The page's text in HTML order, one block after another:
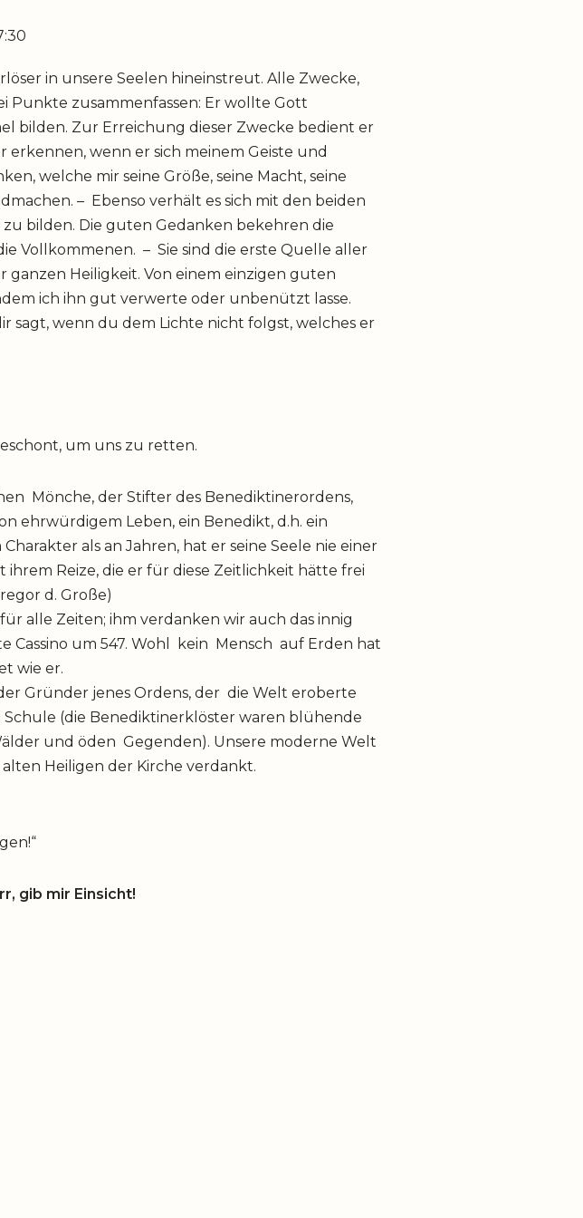
in unsere Seelen hineinstreut. Alle Zwecke,
Punkte zusammenfassen: Er wollte Gott
bilden. Zur Erreichung dieser Zwecke bedient er
wenn er sich meinem Geiste und
welche mir seine Größe, seine Macht, seine
– Ebenso verhält es sich mit den beiden
bilden. Die guten Gedanken bekehren die
Vollkommenen. – Sie sind die erste Quelle aller
Heiligkeit. Von einem einzigen guten
ich ihn gut verwerte oder unbenützt lasse.
sagt, wenn du dem Lichte nicht folgst, welches er
um uns zu retten.
Mönche, der Stifter des Benediktinerordens,
ehrwürdigem Leben, ein Benedikt, d.h. ein
als an Jahren, hat er seine Seele nie einer
Reize, die er für diese Zeitlichkeit hätte frei
d. Große)
alle Zeiten; ihm verdanken wir auch das innig
Cassino um 547. Wohl kein Mensch auf Erden hat
wie er.
Gründer jenes Ordens, der die Welt eroberte
(die Benediktinerklöster waren blühende
und öden Gegenden). Unsere moderne Welt
Heiligen der Kirche verdankt.
gib mir Einsicht!